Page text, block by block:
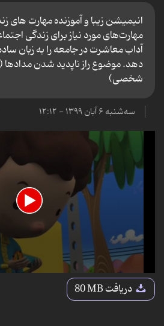
انیمیشن زیبا و آموزنده مهارت های
مهارت‌های مورد نیاز برای زندگی
آداب معاشرت در جامعه را به زبان
دهد. موضوع راز ناپدید شدن مدادها
شخصی)
سه‌شنبه ۶ آبان ۱۳۹۹ - ۱۲:۱۲
دریافت80 MB